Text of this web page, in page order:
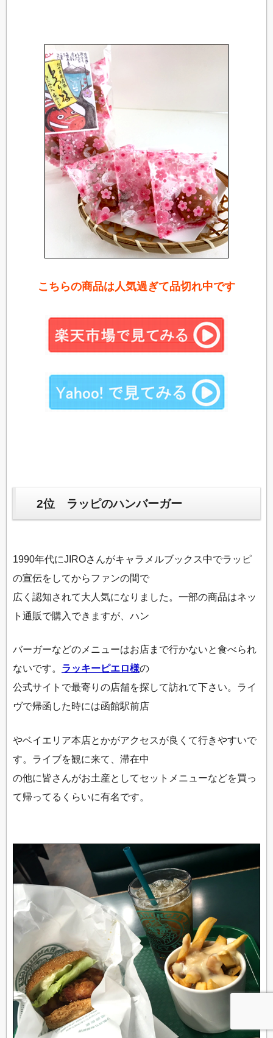
こちらの商品は人気過ぎて品切れ中です
2位 ラッピのハンバーガー
1990年代にJIROさんがキャラメルブックス中でラッピ
の宣伝をしてからファンの間で
広く認知されて大人気になりました。一部の商品はネッ
ト通販で購入できますが、ハン
バーガーなどのメニューはお店まで行かないと食べられ
ないです。 ラッキーピエロ様の
公式サイトで最寄りの店舗を探して訪れて下さい。ライ
ヴで帰函した時には函館駅前店
やベイエリア本店とかがアクセスが良くて行きやすいで
す。ライブを観に来て、滞在中
の他に皆さんがお土産としてセットメニューなどを買っ
て帰ってるくらいに有名です。